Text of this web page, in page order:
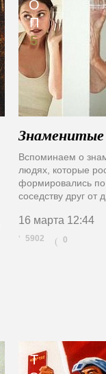
О
П
5
Знаменитые
Вспоминаем о
людях, которые
формировались по
соседству друг от
16 марта 12:44
5902 ( 0
Т